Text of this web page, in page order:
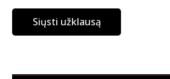
Siųsti užklausą